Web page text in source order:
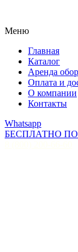
Меню
Главная
Каталог
Аренда
Оплата и
О компании
Контакты
Whatsapp
БЕСПЛАТНО